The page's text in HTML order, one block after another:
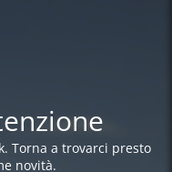
Torna a trovarci presto
novità.